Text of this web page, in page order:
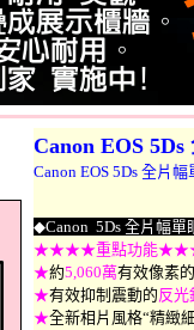
Canon EOS
Canon EOS 5Ds 全片
◆Canon 5Ds 全片幅單
★★★★重點功能★★
★約5,060萬有效像素的
★有效抑制震動的反光
★全新相片風格“精緻